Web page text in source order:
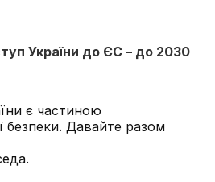
України до ЄС – до 2030
є частиною
безпеки. Давайте разом